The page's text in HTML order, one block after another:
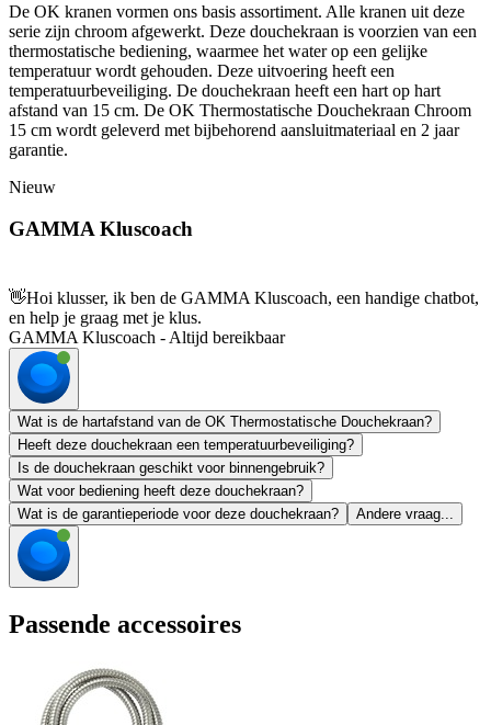
De OK kranen vormen ons basis assortiment. Alle kranen uit deze
serie zijn chroom afgewerkt. Deze douchekraan is voorzien van een
thermostatische bediening, waarmee het water op een gelijke
temperatuur wordt gehouden. Deze uitvoering heeft een
temperatuurbeveiliging. De douchekraan heeft een hart op hart
afstand van 15 cm. De OK Thermostatische Douchekraan Chroom
15 cm wordt geleverd met bijbehorend aansluitmateriaal en 2 jaar
garantie.
Nieuw
GAMMA Kluscoach
👋Hoi klusser, ik ben de GAMMA Kluscoach, een handige chatbot,
en help je graag met je klus.
GAMMA Kluscoach - Altijd bereikbaar
Wat is de hartafstand van de OK Thermostatische Douchekraan?
Heeft deze douchekraan een temperatuurbeveiliging?
Is de douchekraan geschikt voor binnengebruik?
Wat voor bediening heeft deze douchekraan?
Wat is de garantieperiode voor deze douchekraan?
Andere vraag...
Passende accessoires